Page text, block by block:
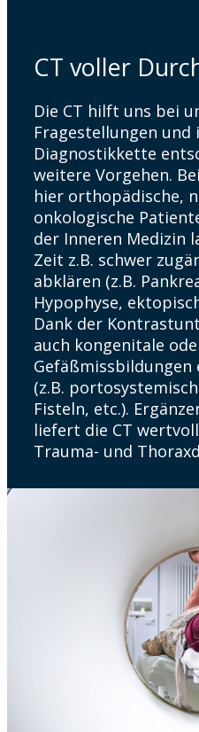
CT voller
Die CT hilft uns bei
Fragestellungen
Diagnostikkette
weitere Vorgehen.
hier orthopädische,
onkologische
der Inneren Medizin
Zeit z.B. schwer
abklären (z.B.
Hypophyse,
Dank der
auch kongenitale
Gefäßmissbildungen
(z.B.
Fisteln, etc.).
liefert die CT
Trauma- und